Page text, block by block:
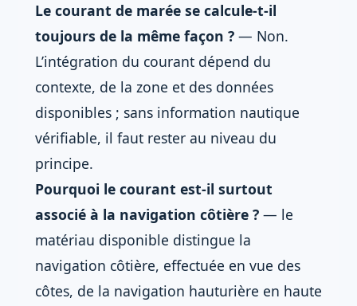
Le courant de marée se calcule-t-il
toujours de la même façon ? — Non.
L’intégration du courant dépend du
contexte, de la zone et des données
disponibles ; sans information nautique
vérifiable, il faut rester au niveau du
principe.
Pourquoi le courant est-il surtout
associé à la navigation côtière ? — le
matériau disponible distingue la
navigation côtière, effectuée en vue des
côtes, de la navigation hauturière en haute